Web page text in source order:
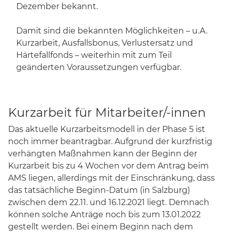
Dezember bekannt.
Damit sind die bekannten Möglichkeiten – u.A.
Kurzarbeit, Ausfallsbonus, Verlustersatz und
Härtefallfonds – weiterhin mit zum Teil
geänderten Voraussetzungen verfügbar.
Kurzarbeit für Mitarbeiter/-innen
Das aktuelle Kurzarbeitsmodell in der Phase 5 ist
noch immer beantragbar. Aufgrund der kurzfristig
verhängten Maßnahmen kann der Beginn der
Kurzarbeit bis zu 4 Wochen vor dem Antrag beim
AMS liegen, allerdings mit der Einschränkung, dass
das tatsächliche Beginn-Datum (in Salzburg)
zwischen dem 22.11. und 16.12.2021 liegt. Demnach
können solche Anträge noch bis zum 13.01.2022
gestellt werden. Bei einem Beginn nach dem